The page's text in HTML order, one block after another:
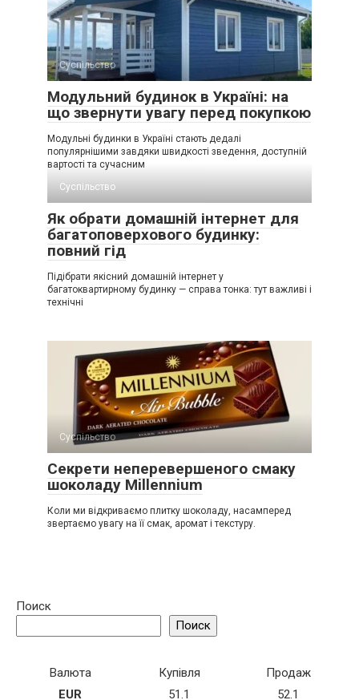
Суспільство
Модульний будинок в Україні: на
що звернути увагу перед покупкою
Модульні будинки в Україні стають дедалі
популярнішими завдяки швидкості зведення, доступній
вартості та сучасним
Суспільство
Як обрати домашній інтернет для
багатоповерхового будинку:
повний гід
Підібрати якісний домашній інтернет у
багатоквартирному будинку — справа тонка: тут важливі і
технічні
Суспільство
Секрети неперевершеного смаку
шоколаду Millennium
Коли ми відкриваємо плитку шоколаду, насамперед
звертаємо увагу на її смак, аромат і текстуру.
Поиск
Поиск
Валюта Купівля
Продаж
EUR
51.1 52.1